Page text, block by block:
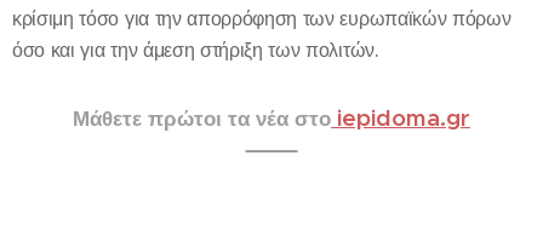
κρίσιμη τόσο για την απορρόφηση των ευρωπαϊκών πόρων
όσο και για την άμεση στήριξη των πολιτών.
Μάθετε πρώτοι τα νέα στο iepidoma.gr